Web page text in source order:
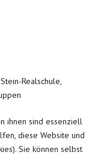
Realschule,
ihnen sind essenziell
diese Website und
Sie können selbst